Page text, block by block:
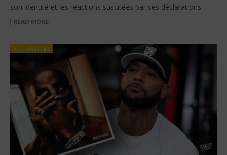
son identité et les réactions suscitées par ses déclarations.
READ MORE
ACTUALITÉS